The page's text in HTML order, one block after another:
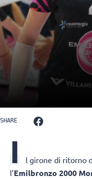
SHARE
I
l girone di ritorno
l’Emilbronzo 2000